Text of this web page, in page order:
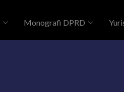
Monografi DPRD